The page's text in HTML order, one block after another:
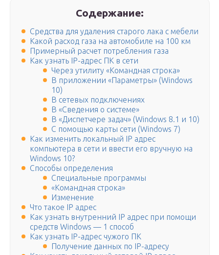
Содержание:
Средства для удаления старого лака с мебели
Какой расход газа на автомобиле на 100 км
Примерный расчет потребления газа
Как узнать IP-адрес ПК в сети
Через утилиту «Командная строка»
В приложении «Параметры» (Windows
10)
В сетевых подключениях
В «Сведения о системе»
В «Диспетчере задач» (Windows 8.1 и 10)
С помощью карты сети (Windows 7)
Как изменить локальный IP адрес
компьютера в сети и ввести его вручную на
Windows 10?
Способы определения
Специальные программы
«Командная строка»
Изменение
Что такое IP адрес
Как узнать внутренний IP адрес при помощи
средств Windows — 1 способ
Как узнать IP-адрес чужого ПК
Получение данных по IP-адресу